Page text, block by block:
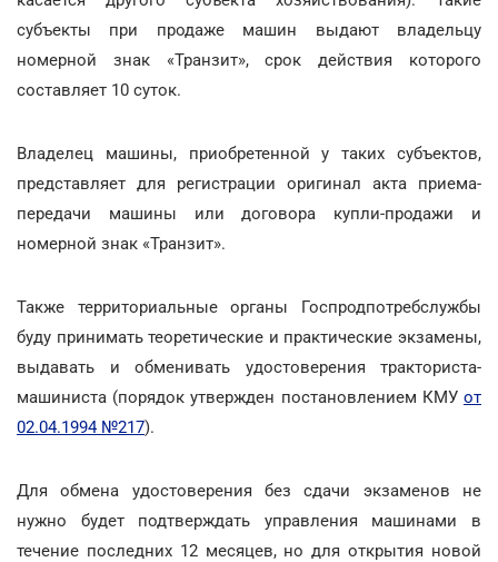
субъекты при продаже машин выдают владельцу
номерной знак «Транзит», срок действия которого
составляет 10 суток.
Владелец машины, приобретенной у таких субъектов,
представляет для регистрации оригинал акта приема-
передачи машины или договора купли-продажи и
номерной знак «Транзит».
Также территориальные органы Госпродпотребслужбы
буду принимать теоретические и практические экзамены,
выдавать и обменивать удостоверения тракториста-
машиниста (порядок утвержден постановлением КМУ от
02.04.1994 №217).
Для обмена удостоверения без сдачи экзаменов не
нужно будет подтверждать управления машинами в
течение последних 12 месяцев, но для открытия новой